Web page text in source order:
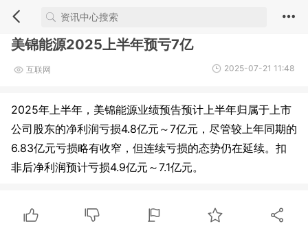
美锦能源2025上半年预亏7亿
互联网 2025-07-21 11:48
2025年上半年，美锦能源业绩预告预计上半年归属于上市
公司股东的净利润亏损4.8亿元～7亿元，尽管较上年同期的
6.83亿元亏损略有收窄，但连续亏损的态势仍在延续。扣
非后净利润预计亏损4.9亿元～7.1亿元。